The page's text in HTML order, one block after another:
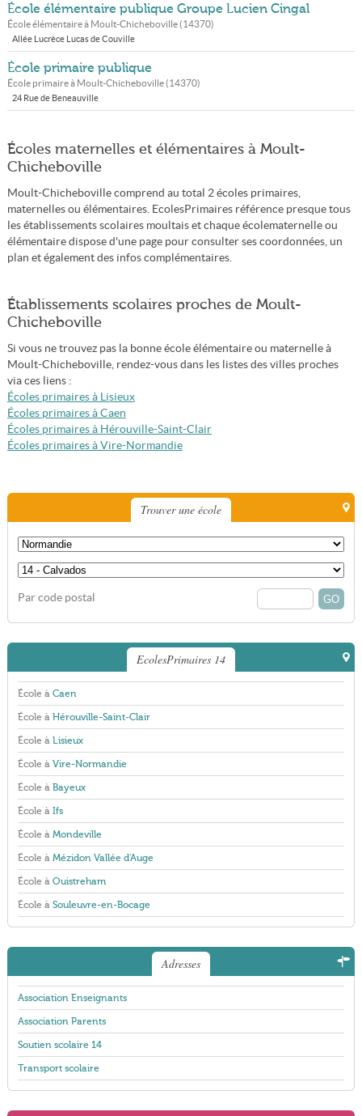
École élémentaire publique Groupe Lucien Cingal
École élémentaire à Moult-Chicheboville(14370)
Allée Lucrèce Lucas de Couville
École primaire publique
École primaire à Moult-Chicheboville(14370)
24 Rue de Beneauville
Écoles maternelles et élémentaires à Moult-
Chicheboville
Moult-Chicheboville comprend au total 2 écoles primaires,
maternelles ou élémentaires. EcolesPrimaires référence presque tous
les établissements scolaires moultais et chaque écolematernelle ou
élémentaire dispose d'une page pour consulter ses coordonnées, un
plan et également des infos complémentaires.
Établissements scolaires proches de Moult-
Chicheboville
Si vous ne trouvez pas la bonne école élémentaire ou maternelle à
Moult-Chicheboville, rendez-vous dans les listes des villes proches
via ces liens :
Écoles primaires à Lisieux
Écoles primaires à Caen
Écoles primaires à Hérouville-Saint-Clair
Écoles primaires à Vire-Normandie
Trouver une école
Par code postal
EcolesPrimaires 14
École à Caen
École à Hérouville-Saint-Clair
École à Lisieux
École à Vire-Normandie
École à Bayeux
École à Ifs
École à Mondeville
École à Mézidon Vallée d'Auge
École à Ouistreham
École à Souleuvre-en-Bocage
Adresses
Association Enseignants
Association Parents
Soutien scolaire 14
Transport scolaire